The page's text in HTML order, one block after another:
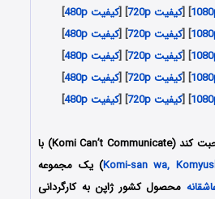
] [کیفیت 720p ] [کیفیت 480p
]
] [کیفیت 720p ] [کیفیت 480p
]
] [کیفیت 720p ] [کیفیت 480p
]
] [کیفیت 720p ] [کیفیت 480p
]
] [کیفیت 720p ] [کیفیت 480p
]
کند
(Komi Can’t Communicate) با
Komi-san wa,) یک مجموعه
محصول کشور ژاپن به کارگردانی